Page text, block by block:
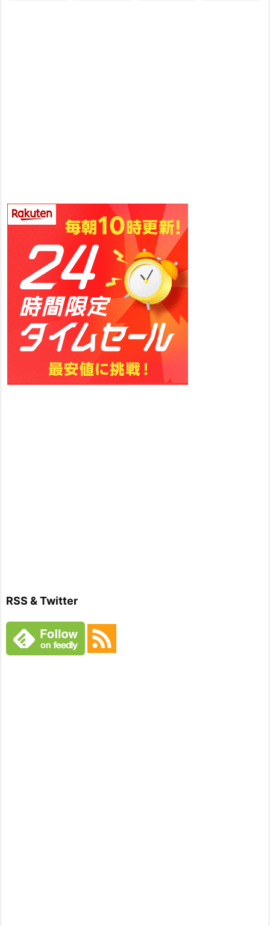
RSS & Twitter